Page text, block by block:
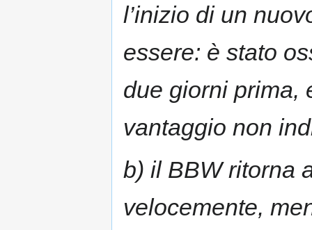
l’inizio di un
essere: è stato
due giorni prima,
vantaggio non
b) il BBW ritorna
velocemente,